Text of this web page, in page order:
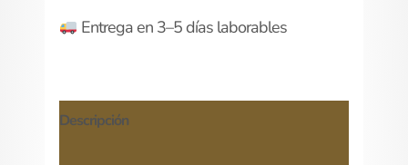
Entrega en 3–5 días laborables
Descripción